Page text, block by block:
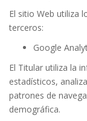
El sitio Web utiliza
terceros:
Google
El Titular utiliza la
estadísticos,
patrones de
demográfica.